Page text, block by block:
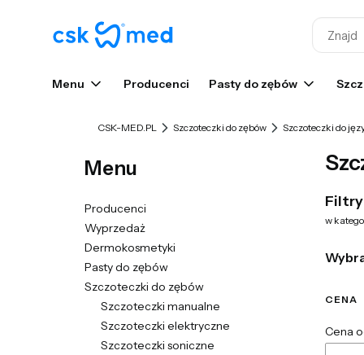
Menu Producenci Pasty do zębów
CSK-MED.PL Szczoteczki do zębów Szczoteczki do
Menu
Producenci
Wyprzedaż
Dermokosmetyki
Pasty do zębów
Szczoteczki do zębów
Szczoteczki manualne
Szczoteczki elektryczne
Szczoteczki soniczne
Filtry
w
CENA
Cena